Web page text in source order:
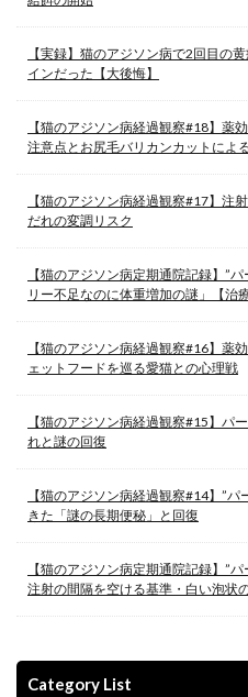
【実録】猫のアジソン病で2回目の
インだった【大後悔】
【猫のアジソン病経過観察#18】薬
注意点とお尻毛バリカンカットによ
【猫のアジソン病経過観察#17】注
だれの変調リスク
【猫のアジソン病定期通院記録】”
リー不足なのに体重増加の謎」【治
【猫のアジソン病経過観察#16】薬
ェットフードを巡る愛猫との心理戦
【猫のアジソン病経過観察#15】パ
れと謎の回復
【猫のアジソン病経過観察#14】”
きた「謎の長期便秘」と回復
【猫のアジソン病定期通院記録】”
注射の間隔を空ける基準・白い泡状
Category List